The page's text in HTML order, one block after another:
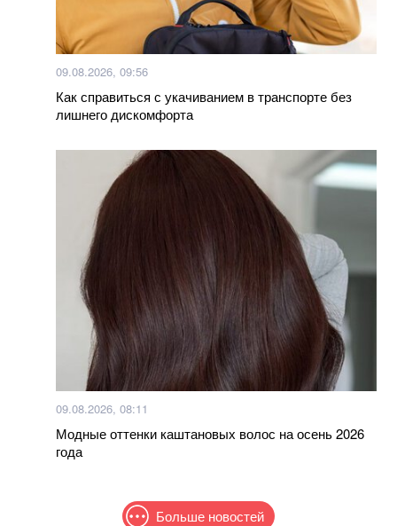
09.08.2026, 09:56
Как справиться с укачиванием в транспорте без
лишнего дискомфорта
09.08.2026, 08:11
Модные оттенки каштановых волос на осень 2026
года
Больше новостей